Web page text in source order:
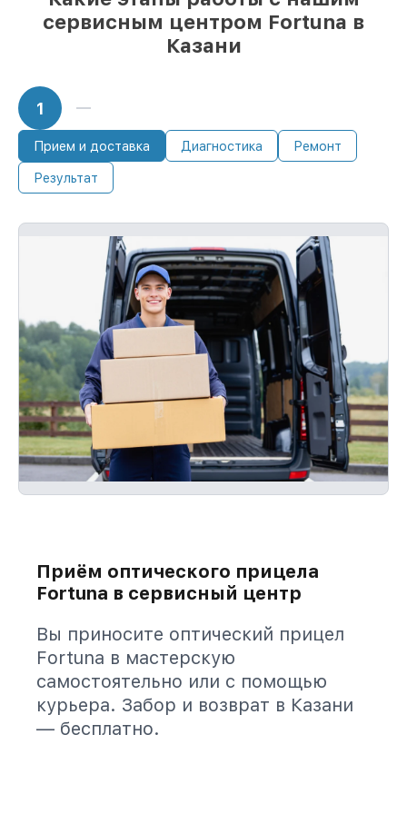
Сохранность техники под нашей
В случае ошибки с нашей стороны,
оплачиваем восстановление.
Обслуживание устройств с гарантией до
36 месяцев
Если у вас есть чек и гарантийный
восстановление устройства бесплатно и
без ожидания.
сервисным центром Fortuna в
Казани
1
Прием и доставка Диагностика Ремонт
Результат
Приём оптического прицела
Fortuna в сервисный центр
Вы приносите оптический прицел
Fortuna в мастерскую
самостоятельно или с помощью
курьера. Забор и возврат в Казани
— бесплатно.